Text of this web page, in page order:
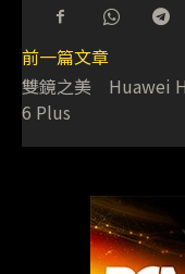
前一篇文章
雙鏡之美 Huawei
6 Plus